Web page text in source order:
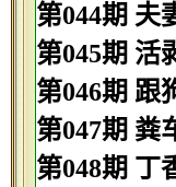
第044期 夫
第045期 活
第046期 跟
第047期 粪
第048期 丁